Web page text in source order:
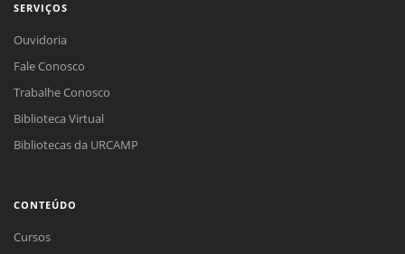
SERVIÇOS
Ouvidoria
Fale Conosco
Trabalhe Conosco
Biblioteca Virtual
Bibliotecas da URCAMP
CONTEÚDO
Cursos